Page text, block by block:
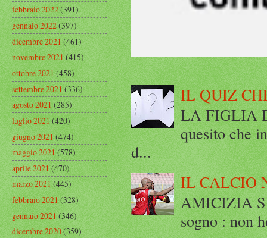
IL QUIZ
LA FIGLIA
quesito che
d...
IL CALCIO
AMICIZIA
sogno : non
febbraio 2022(391)
gennaio 2022(397)
dicembre 2021(461)
novembre 2021(415)
ottobre 2021(458)
settembre 2021(336)
agosto 2021(285)
luglio 2021(420)
giugno 2021(474)
maggio 2021(578)
aprile 2021(470)
marzo 2021(445)
febbraio 2021(328)
gennaio 2021(346)
dicembre 2020(359)